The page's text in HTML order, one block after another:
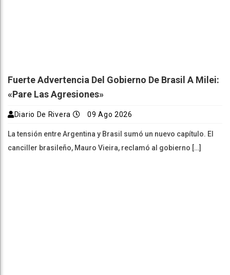
Fuerte Advertencia Del Gobierno De Brasil A Milei:
«Pare Las Agresiones»
Diario De Rivera 09 Ago 2026
La tensión entre Argentina y Brasil sumó un nuevo capítulo. El
canciller brasileño, Mauro Vieira, reclamó al gobierno […]